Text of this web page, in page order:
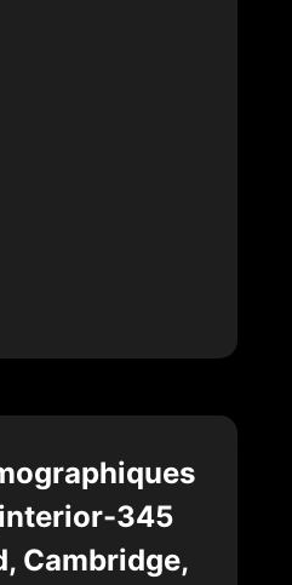
345
Cambridge,